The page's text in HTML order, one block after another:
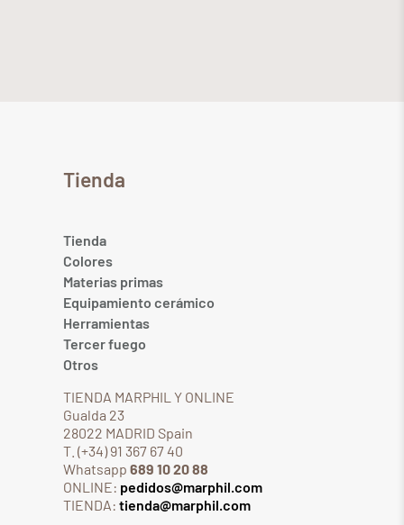
Tienda
Tienda
Colores
Materias primas
Equipamiento cerámico
Herramientas
Tercer fuego
Otros
TIENDA MARPHIL Y ONLINE
Gualda 23
28022 MADRID Spain
T. (+34) 91 367 67 40
Whatsapp 689 10 20 88
ONLINE: pedidos@marphil.com
TIENDA: tienda@marphil.com